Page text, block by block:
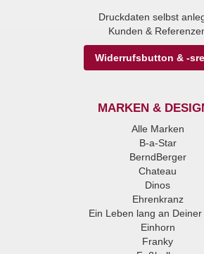
Druckdaten selbst
Kunden &
Widerrufsbutton & -
MARKEN &
Alle Marken
B-a-Star
BerndBerger
Chateau
Dinos
Ehrenkranz
Ein Leben lang an Deiner
Einhorn
Franky